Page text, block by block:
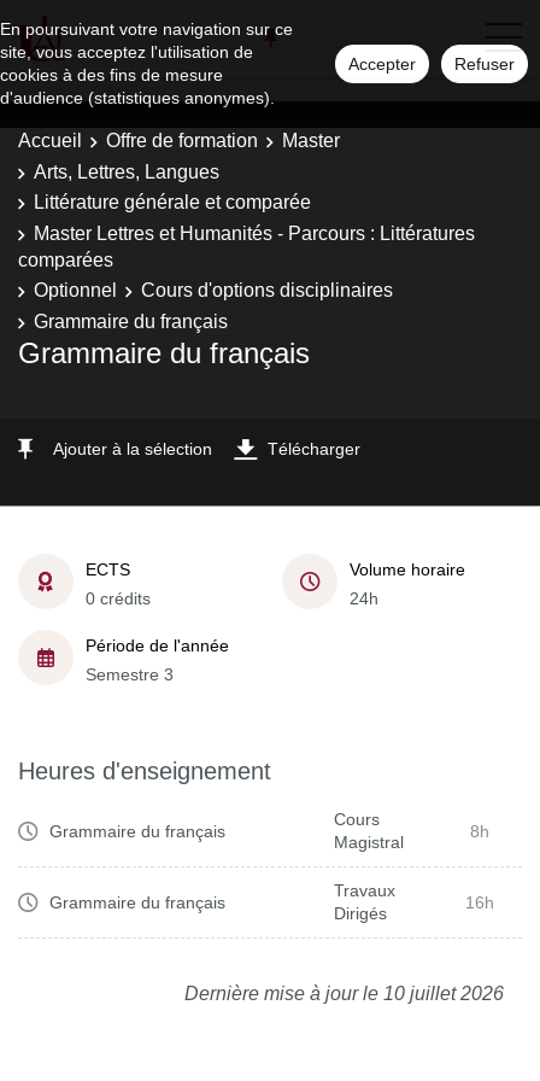
En poursuivant votre navigation sur ce
site, vous acceptez l'utilisation de
cookies à des fins de mesure
d'audience (statistiques anonymes).
Accepter Refuser
Accueil Offre de formation
Master
Arts, Lettres, Langues
Littérature générale et comparée
Master Lettres et Humanités - Parcours : Littératures
comparées
Optionnel
Cours d'options disciplinaires
Grammaire du français
Grammaire du français
Ajouter à la sélection Télécharger
ECTS
0 crédits
Volume horaire
24h
Période de l'année
Semestre 3
Heures d'enseignement
Grammaire du français
Cours
Magistral
8h
Grammaire du français
Travaux
Dirigés
16h
Dernière mise à jour le 10 juillet 2026